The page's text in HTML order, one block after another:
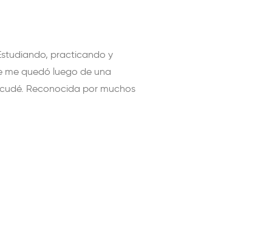
practicando y
me quedó luego de una
Reconocida por muchos